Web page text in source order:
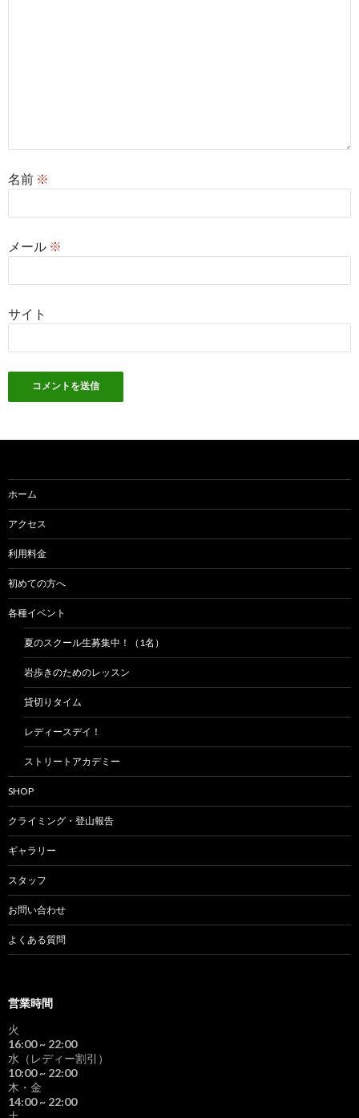
名前 ※
メール ※
サイト
ホーム
アクセス
利用料金
初めての方へ
各種イベント
夏のスクール生募集中！（1名）
岩歩きのためのレッスン
貸切りタイム
レディースデイ！
ストリートアカデミー
SHOP
クライミング・登山報告
ギャラリー
スタッフ
お問い合わせ
よくある質問
営業時間
火
16:00~ 22:00
水（レディー割引）
10:00~ 22:00
木・金
14:00~ 22:00